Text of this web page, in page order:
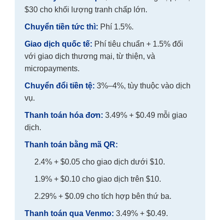
$30 cho khối lượng tranh chấp lớn.
Chuyển tiền tức thì: Phí 1.5%.
Giao dịch quốc tế: Phí tiêu chuẩn + 1.5% đối
với giao dịch thương mại, từ thiện, và
micropayments.
Chuyển đổi tiền tệ: 3%–4%, tùy thuộc vào dịch
vụ.
Thanh toán hóa đơn: 3.49% + $0.49 mỗi giao
dịch.
Thanh toán bằng mã QR:
2.4% + $0.05 cho giao dịch dưới $10.
1.9% + $0.10 cho giao dịch trên $10.
2.29% + $0.09 cho tích hợp bên thứ ba.
Thanh toán qua Venmo: 3.49% + $0.49.